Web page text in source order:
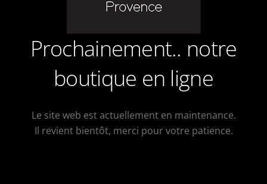
Prochainement.. notre
boutique en ligne
Le site web est actuellement en maintenance.
Il revient bientôt, merci pour votre patience.